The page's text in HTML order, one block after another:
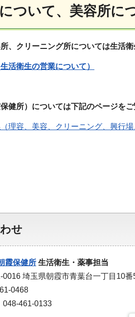
ついて、美容所に
、クリーニング所については生活
活衛生の営業について）
健所）については下記のページをご
理容、美容、クリーニング、興行
せ
霞保健所 生活衛生・薬事担当
0016 埼玉県朝霞市青葉台一丁目10
0468
048-461-0133